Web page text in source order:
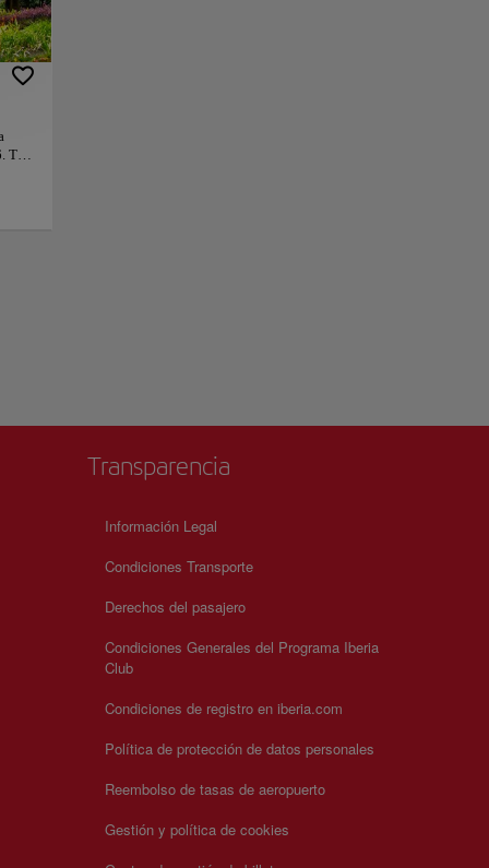
Tras
secreto,
los que buscan
en los rincones
Transparencia
Información Legal
Condiciones Transporte
Derechos del pasajero
Condiciones Generales del Programa Iberia
Club
Condiciones de registro en iberia.com
Política de protección de datos personales
Reembolso de tasas de aeropuerto
Gestión y política de cookies